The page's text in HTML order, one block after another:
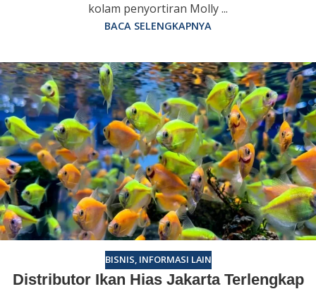
kolam penyortiran Molly ...
BACA SELENGKAPNYA
BISNIS, INFORMASI LAIN
Distributor Ikan Hias Jakarta Terlengkap